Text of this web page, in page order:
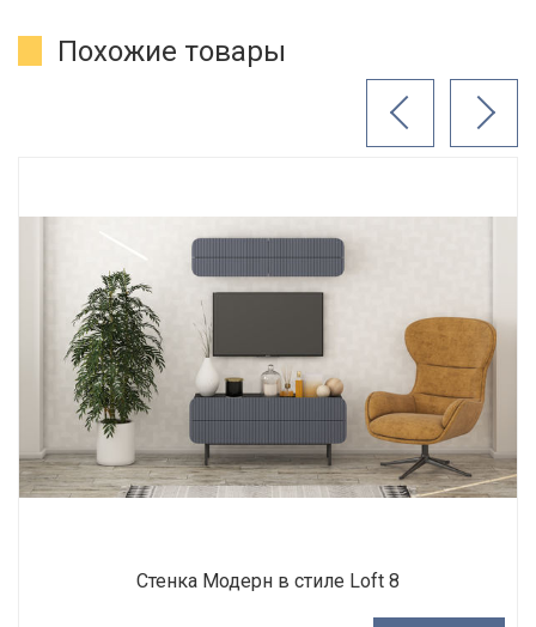
Похожие товары
Стенка Модерн в стиле Loft 8